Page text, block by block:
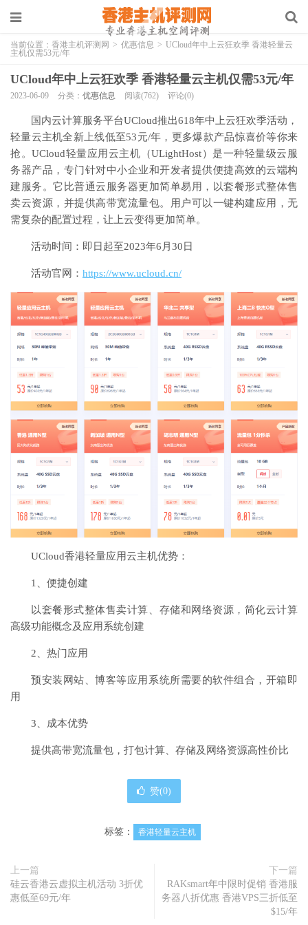
当前位置： 香港主机评测网 > 优惠信息 > UCloud年中上云狂欢季 香港轻量云
主机仅需53元/年
UCloud年中上云狂欢季 香港轻量云主机仅需53元/年
2023-06-09 分类： 优惠信息 阅读(762) 评论(0)
国内云计算服务平台UCloud推出618年中上云狂欢季活动，
轻量云主机全新上线低至53元/年，更多爆款产品惊喜价等你来
抢。UCloud轻量应用云主机（ULightHost）是一种轻量级云服
务器产品，专门针对中小企业和开发者提供便捷高效的云端构
建服务。它比普通云服务器更加简单易用，以套餐形式整体售
卖云资源，并提供高带宽流量包。用户可以一键构建应用，无
需复杂的配置过程，让上云变得更加简单。
活动时间：即日起至2023年6月30日
活动官网： https://www.ucloud.cn/
UCloud香港轻量应用云主机优势：
1、便捷创建
以套餐形式整体售卖计算、存储和网络资源，简化云计算
高级功能概念及应用系统创建
2、热门应用
预安装网站、博客等应用系统所需要的软件组合，开箱即
用
3、成本优势
提供高带宽流量包，打包计算、存储及网络资源高性价比
赞(0)
标签： 香港轻量云主机
上一篇
硅云香港云虚拟主机活动 3折优
惠低至69元/年
下一篇
RAKsmart年中限时促销 香港服
务器八折优惠 香港VPS三折低至
$15/年